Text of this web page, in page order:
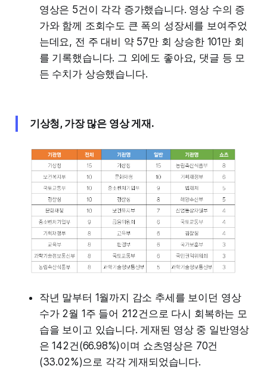
영상은 5건이 각각 증가했습니다. 영상 수의 증
가와 함께 조회수도 큰 폭의 성장세를 보여주었
는데요, 전 주 대비 약 57만 회 상승한 101만 회
를 기록했습니다. 그 외에도 좋아요, 댓글 등 모
든 수치가 상승했습니다.
기상청, 가장 많은 영상 게재.
작년 말부터 1월까지 감소 추세를 보이던 영상
수가 2월 1주 들어 212건으로 다시 회복하는 모
습을 보이고 있습니다. 게재된 영상 중 일반영상
은 142건(66.98%)이며 쇼츠영상은 70건
(33.02%)으로 각각 게재되었습니다.